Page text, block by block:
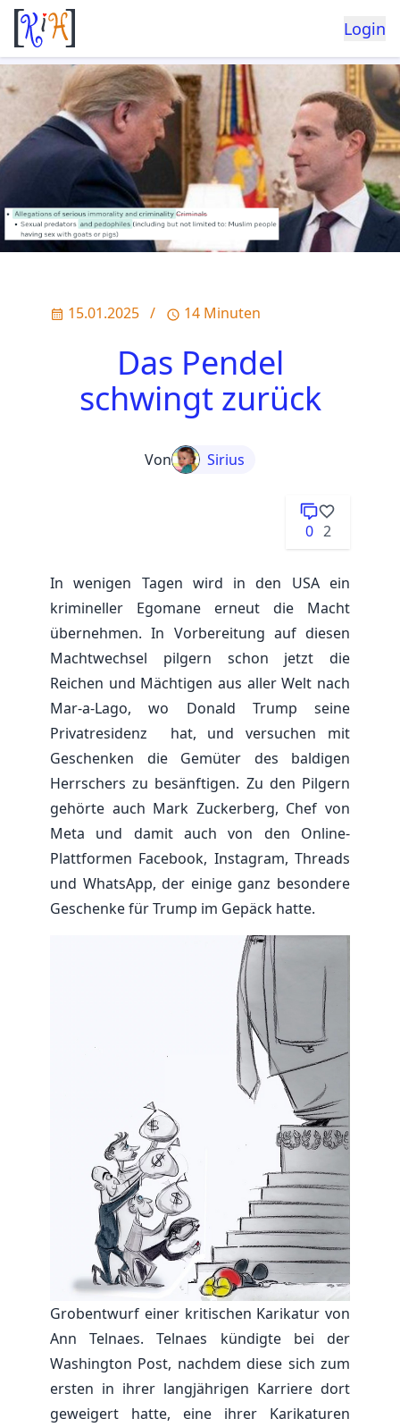
Login
15.01.2025 / 14 Minuten
Das Pendel
schwingt zurück
Von Sirius
0 2
In wenigen Tagen wird in den USA ein
krimineller Egomane erneut die Macht
übernehmen. In Vorbereitung auf diesen
Machtwechsel pilgern schon jetzt die
Reichen und Mächtigen aus aller Welt nach
Mar-a-Lago, wo Donald Trump seine
Privatresidenz hat, und versuchen mit
Geschenken die Gemüter des baldigen
Herrschers zu besänftigen. Zu den Pilgern
gehörte auch Mark Zuckerberg, Chef von
Meta und damit auch von den Online-
Plattformen Facebook, Instagram, Threads
und WhatsApp, der einige ganz besondere
Geschenke für Trump im Gepäck hatte.
Grobentwurf einer kritischen Karikatur von
Ann Telnaes. Telnaes kündigte bei der
Washington Post, nachdem diese sich zum
ersten in ihrer langjährigen Karriere dort
geweigert hatte, eine ihrer Karikaturen